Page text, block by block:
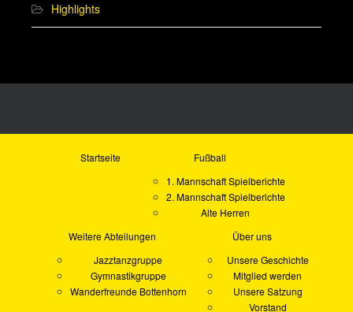
Highlights
Startseite
Fußball
1. Mannschaft Spielberichte
2. Mannschaft Spielberichte
Alte Herren
Weitere Abteilungen
Jazztanzgruppe
Gymnastikgruppe
Wanderfreunde Bottenhorn
Über uns
Unsere Geschichte
Mitglied werden
Unsere Satzung
Vorstand